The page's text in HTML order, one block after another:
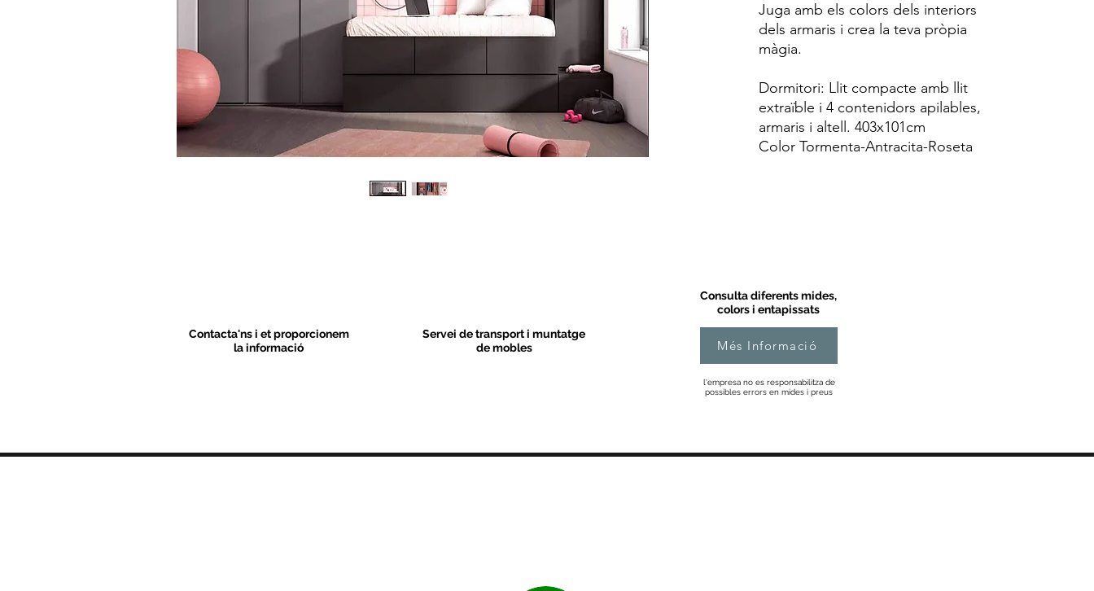
Juga amb els colors dels interiors
dels armaris i crea la teva pròpia
màgia.
Dormitori: Llit compacte amb llit
extraïble i 4 contenidors apilables,
armaris i altell. 403x101cm
Color Tormenta-Antracita-Roseta
Consulta diferents mides,
colors i entapissats
Contacta'ns i et proporcionem
la informació
Servei de transport i muntatge
de mobles
Més Informació
l'empresa no es responsabilitza de
possibles errors en mides i preus